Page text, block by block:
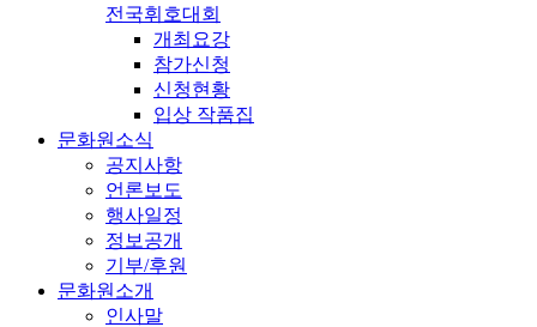
전국휘호대회
개최요강
참가신청
신청현황
입상 작품집
문화원소식
공지사항
언론보도
행사일정
정보공개
기부/후원
문화원소개
인사말